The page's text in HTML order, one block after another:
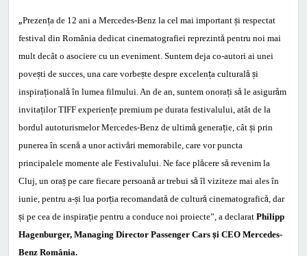
„Prezența de 12 ani a Mercedes-Benz lacel mai important și respectat
festival din România dedicat cinematografiei reprezintăpentru noi mai
mult decât o asociere cu un eveniment. Suntem deja co-autori ai unei
povești de succes, una care vorbește despre excelența culturală și
inspiraționalăîn lumea filmului. An de an, suntem onorați săle asigurăm
invitaților TIFF experiențe premium pe durata festivalului, atât de la
bordul autoturismelor Mercedes-Benz de ultimăgenerație, cât și prin
punerea în scenăa unor activări memorabile, care vor puncta
principalele momente ale Festivalului. Ne face plăcere sărevenim la
Cluj, un orașpe care fiecare persoanăar trebui săîl viziteze mai ales în
iunie, pentru a-și lua porția recomandatăde culturăcinematografică, dar
și pe cea de inspirație pentru a conduce noi proiecte”, a declarat Philipp
Hagenburger, Managing Director Passenger Cars și CEO Mercedes-
Benz România.